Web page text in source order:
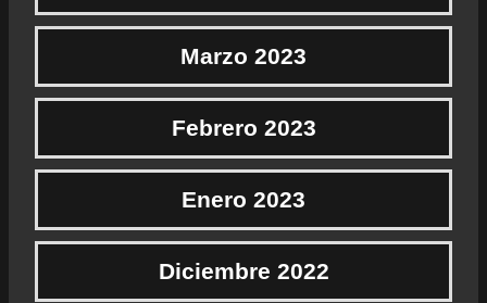
Marzo 2023
Febrero 2023
Enero 2023
Diciembre 2022